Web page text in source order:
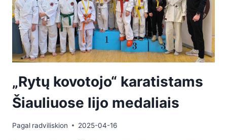
„Rytų kovotojo“ karatistams
Šiauliuose lijo medaliais
Pagal radviliskion 2025-04-16